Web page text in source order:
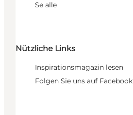
Se alle
Nützliche Links
Inspirationsmagazin lesen
Folgen Sie uns auf Facebook